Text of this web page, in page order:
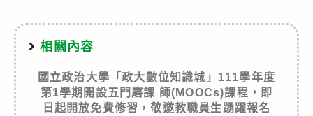
相關內容
國立政治大學「政大數位知識城」111學年度
第1學期開設五門磨課 師(MOOCs)課程，即
日起開放免費修習，敬邀教職員生踴躍報名